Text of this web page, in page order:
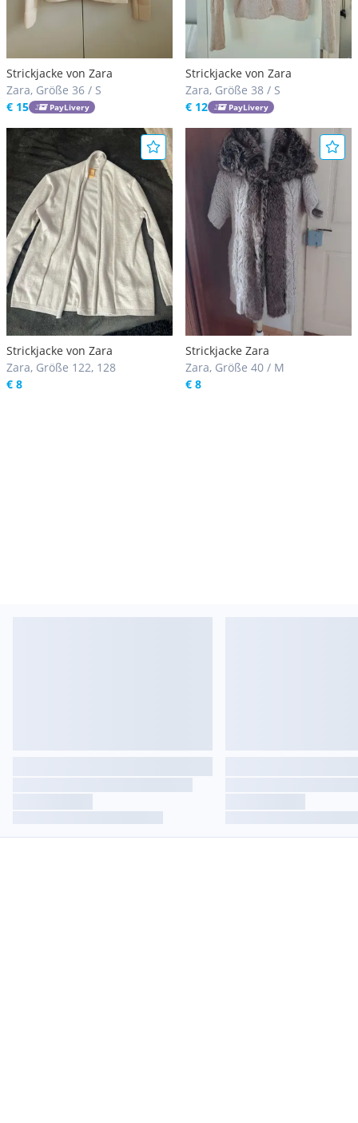
Strickjacke von Zara
Zara, Größe 36 / S
€ 15
PayLivery
Strickjacke von Zara
Zara, Größe 38 / S
€ 12
PayLivery
Strickjacke von Zara
Zara, Größe 122, 128
€ 8
Strickjacke Zara
Zara, Größe 40 / M
€ 8